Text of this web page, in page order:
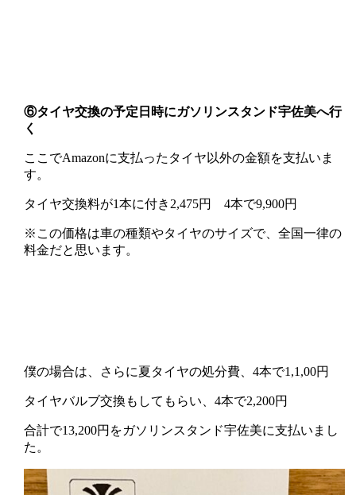
⑥タイヤ交換の予定日時にガソリンスタンド宇佐美へ行
く
ここでAmazonに支払ったタイヤ以外の金額を支払いま
す。
タイヤ交換料が1本に付き2,475円 4本で9,900円
※この価格は車の種類やタイヤのサイズで、全国一律の
料金だと思います。
僕の場合は、さらに夏タイヤの処分費、4本で1,1,00円
タイヤバルブ交換もしてもらい、4本で2,200円
合計で13,200円をガソリンスタンド宇佐美に支払いまし
た。